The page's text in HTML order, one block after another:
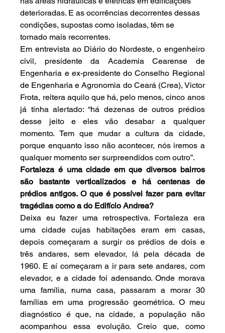
deterioradas. E as ocorrências decorrentes dessas
condições, supostas como isoladas, têm se
tornado mais recorrentes.
Em entrevista ao Diário do Nordeste, o engenheiro
civil, presidente da Academia Cearense de
Engenharia e ex-presidente do Conselho Regional
de Engenharia e Agronomia do Ceará (Crea), Victor
Frota, reitera aquilo que há, pelo menos, cinco anos
já tinha alertado: “há dezenas de outros prédios
desse jeito e eles vão desabar a qualquer
momento. Tem que mudar a cultura da cidade,
porque enquanto isso não acontecer, nós iremos a
qualquer momento ser surpreendidos com outro”.
Fortaleza é uma cidade em que diversos bairros
são bastante verticalizados e há centenas de
prédios antigos. O que é possível fazer para evitar
tragédias como a do Edifício Andrea?
Deixa eu fazer uma retrospectiva. Fortaleza era
uma cidade cujas habitações eram em casas,
depois começaram a surgir os prédios de dois e
três andares, sem elevador, lá pela década de
1960. E aí começaram a ir para sete andares, com
elevador, e a cidade foi adensando. Onde morava
uma família, numa casa, passaram a morar 30
famílias em uma progressão geométrica. O meu
diagnóstico é que, na cidade, a população não
acompanhou essa evolução. Creio que, como